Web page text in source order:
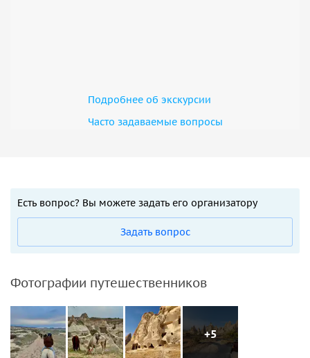
Подробнее об экскурсии
Часто задаваемые вопросы
Есть вопрос? Вы можете задать его организатору
Задать вопрос
Фотографии путешественников
+5